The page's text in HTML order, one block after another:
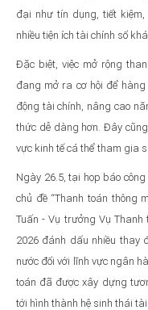
đại như tín dụng, tiết
nhiều tiện ích tài chính số
Đặc biệt, việc mở rộng
đang mở ra cơ hội để
động tài chính, nâng cao
thức dễ dàng hơn. Đây
vực kinh tế cá thể tham gia
Ngày 26.5, tại họp báo
chủ đề “Thanh toán thông
Tuấn - Vụ trưởng Vụ
2026 đánh dấu nhiều thay
nước đối với lĩnh vực ngân
toán đã được xây dựng
tới hình thành hệ sinh thái tài